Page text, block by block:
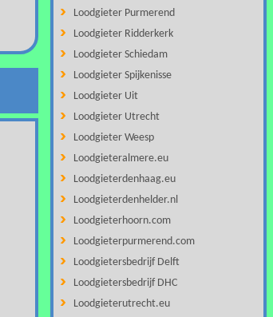
Loodgieter Purmerend
Loodgieter Ridderkerk
Loodgieter Schiedam
Loodgieter Spijkenisse
Loodgieter Uit
Loodgieter Utrecht
Loodgieter Weesp
Loodgieteralmere.eu
Loodgieterdenhaag.eu
Loodgieterdenhelder.nl
Loodgieterhoorn.com
Loodgieterpurmerend.com
Loodgietersbedrijf Delft
Loodgietersbedrijf DHC
Loodgieterutrecht.eu